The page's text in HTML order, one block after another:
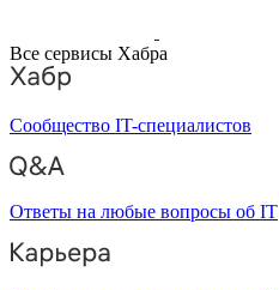
Все сервисы Хабра
Сообщество IT-специалистов
Ответы на любые вопросы об IT